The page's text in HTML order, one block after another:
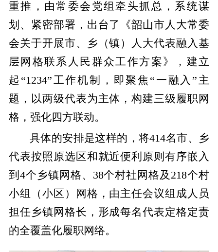
重推，由常委会党组牵头抓总，系统谋
划、紧密部署，出台了《韶山市人大常委
会关于开展市、乡（镇）人大代表融入基
层网格联系人民群众工作方案》，建立
起“1234”工作机制，即聚焦“一融入”主
题，以两级代表为主体，构建三级履职网
格，强化四方联动。
具体的安排是这样的，将414名市、乡
代表按照原选区和就近便利原则有序嵌入
到4个乡镇网格、38个村社网格及218个村
小组（小区）网格，由主任会议组成人员
担任乡镇网格长，形成每名代表定格定责
的全覆盖化履职网络。